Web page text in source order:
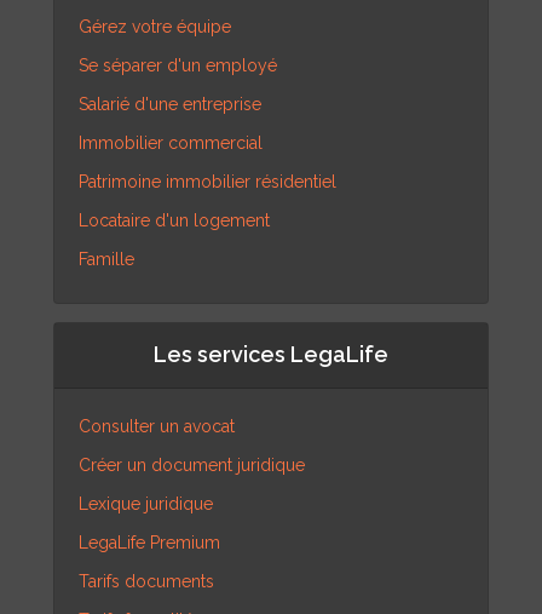
Gérez votre équipe
Se séparer d'un employé
Salarié d'une entreprise
Immobilier commercial
Patrimoine immobilier résidentiel
Locataire d'un logement
Famille
Les services LegaLife
Consulter un avocat
Créer un document juridique
Lexique juridique
LegaLife Premium
Tarifs documents